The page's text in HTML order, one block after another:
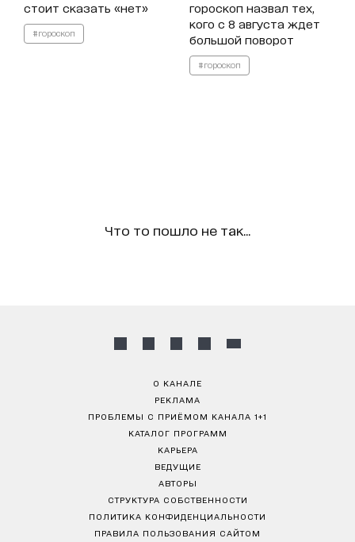
стоит сказать «нет»
#гороскоп
гороскоп назвал тех,
кого с 8 августа ждет
большой поворот
#гороскоп
Что то пошло не так...
О КАНАЛЕ
РЕКЛАМА
ПРОБЛЕМЫ С ПРИЁМОМ КАНАЛА 1+1
КАТАЛОГ ПРОГРАММ
КАРЬЕРА
ВЕДУЩИЕ
АВТОРЫ
СТРУКТУРА СОБСТВЕННОСТИ
ПОЛИТИКА КОНФИДЕНЦИАЛЬНОСТИ
ПРАВИЛА ПОЛЬЗОВАНИЯ САЙТОМ